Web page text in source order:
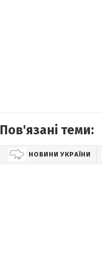
Пов'язані теми:
НОВИНИ УКРАЇНИ